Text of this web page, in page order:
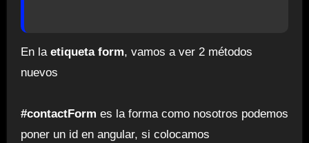
En la etiqueta form, vamos a ver 2 métodos
nuevos
#contactForm es la forma como nosotros podemos
poner un id en angular, si colocamos